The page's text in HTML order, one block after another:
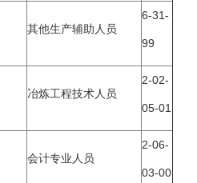
其他生产辅助人员
6-31-
99
冶炼工程技术人员
2-02-
05-01
会计专业人员
2-06-
03-00